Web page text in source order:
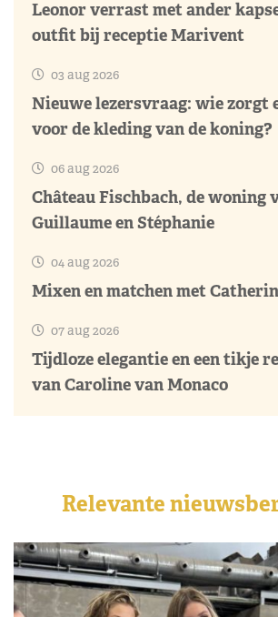
Leonor verrast met ander
outfit bij receptie Marivent
03 aug 2026
Nieuwe lezersvraag: wie zorgt
voor de kleding van de koning?
06 aug 2026
Château Fischbach, de woning
Guillaume en Stéphanie
04 aug 2026
Mixen en matchen met
07 aug 2026
Tijdloze elegantie en een tikje
van Caroline van Monaco
Relevante